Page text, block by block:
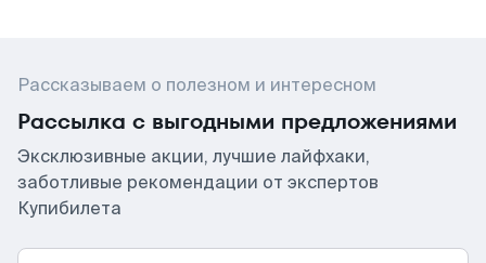
Рассказываем о полезном и интересном
Рассылка с выгодными предложениями
Эксклюзивные акции, лучшие лайфхаки,
заботливые рекомендации от экспертов
Купибилета